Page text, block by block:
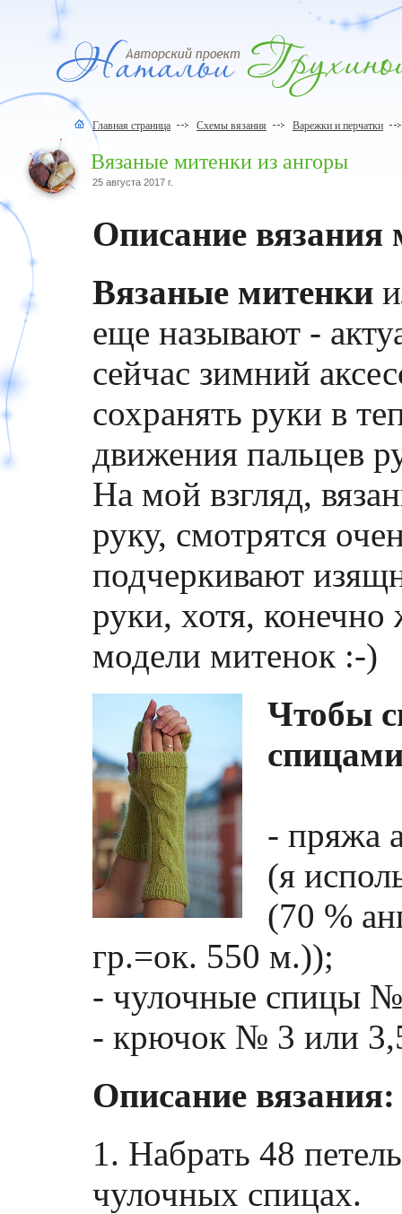
Главная страница Схемы вязания Варежки и перчатки
Вязаные митенки из ангоры
25 августа 2017 г.
Описание вязания
Вязаные митенки
еще называют -
сейчас зимний
сохранять руки в
движения пальцев
На мой взгляд,
руку, смотрятся
подчеркивают
руки, хотя,
модели митенок :-)
Чтобы
- пряжа
(я
(70 %
гр.=ок. 550 м.));
- чулочные спицы
- крючок № 3 или
Описание вязания:
1. Набрать 48
чулочных спицах.